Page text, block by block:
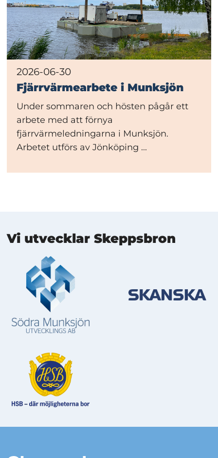
2026-06-30
Fjärrvärmearbete i Munksjön
Under sommaren och hösten pågår ett
arbete med att förnya
fjärrvärmeledningarna i Munksjön.
Arbetet utförs av Jönköping ...
Mer information
Vi utvecklar Skeppsbron